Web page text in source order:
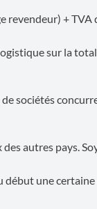
revendeur) + TVA
sur la
sociétés
autres pays.
début une certaine